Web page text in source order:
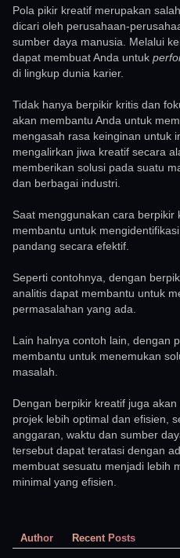
Pola pikir kreatif merupakan
dicari oleh perusahaan-
sumber daya manusia. Melalui
dapat membuat Anda untuk
di lingkup dunia karier.
Tidak hanya berpikir kritis dan
akan membantu Anda untuk
mengasah rasa keinginan untuk
mengalirkan jiwa kreatif secara
memberikan solusi pada suatu
dan berbagai industri.
Saat menggunakan cara berpikir
membantu untuk
pandang secara efektif.
Seperti contohnya, dengan
analitis dapat membantu untuk
permasalahan yang ada.
Lain halnya contoh lain, dengan
membantu untuk menemukan
masalah.
Dengan berpikir kreatif juga
projek lebih optimal dan efisien,
anggaran, waktu dan sumber
tersebut dapat teratasi dengan
membuat sesuatu menjadi lebih
minimal yang efisien.
Author Recent Posts